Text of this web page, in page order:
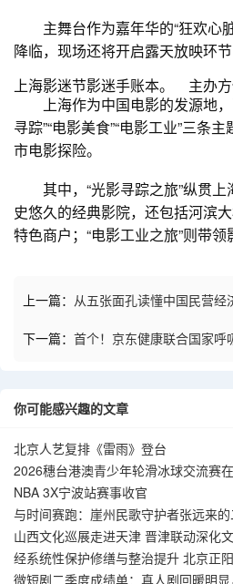
主舞台作为嘉年华的“狂欢心脏
降临，现场还将开启露天放映环
上海影迷节影迷手账本。 主办
上海作为中国电影的发源地，
寻踪”“电影美食”“电影工业”三条
市电影探险。
其中，“光影寻踪之旅”纵贯上
史悠久的经典影院，还包括河滨
特色商户；“电影工业之旅”则带
上一篇： 从五张面孔读懂中国民营经
下一篇： 首个！京东健康联合国家
你可能感兴趣的文章
北京人艺复排《雷雨》登台
2026穗台港澳青少年轮滑冰球交流赛
NBA 3X宁波站赛事收官
与时间赛跑：崖州民歌守护者张远来的
山西文化巡展走进天津 晋津联动深化
经系统性保护修缮与整治提升 北京正
微短剧二季度成绩单：真人剧回暖明